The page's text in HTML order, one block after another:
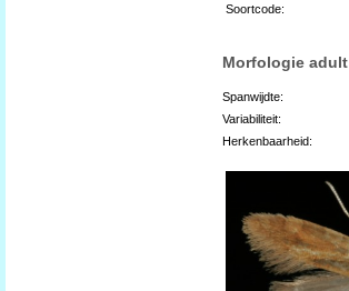
Soortcode:
Morfologie adult
Spanwijdte:
Variabiliteit:
Herkenbaarheid: